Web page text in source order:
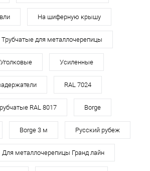
На шиферную крышу
Трубчатые для металлочерепицы
Уголковые Усиленные
RAL 7024
RAL 8017 Borge
Borge 3 м Русский рубеж
Для металлочерепицы Гранд лайн